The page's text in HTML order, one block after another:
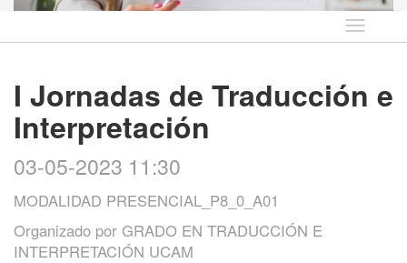
Idioma
I Jornadas de Traducción e
Interpretación
03-05-2023 11:30
MODALIDAD PRESENCIAL_P8_0_A01
Organizado por GRADO EN TRADUCCIÓN E
INTERPRETACIÓN UCAM